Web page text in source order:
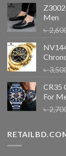
Men
৳
৳
CR35
For
৳